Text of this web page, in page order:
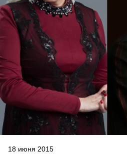
18 июня 2015